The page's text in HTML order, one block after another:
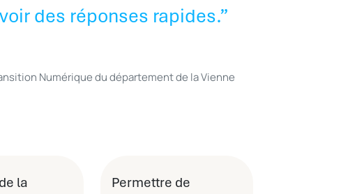
des réponses rapides.”
Numérique du département de la Vienne
la
Permettre de